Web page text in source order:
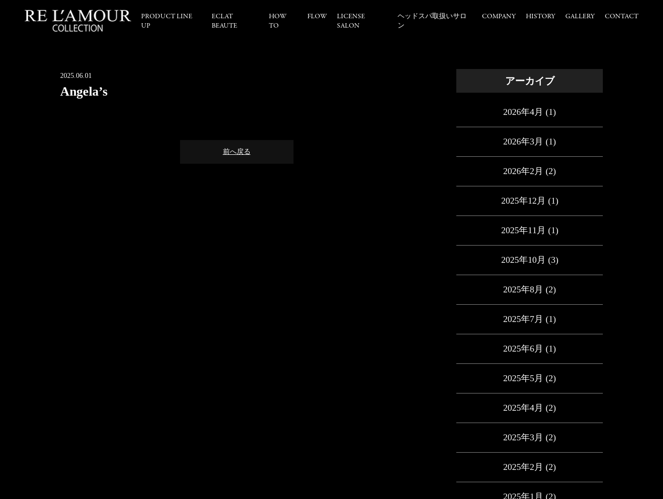
PRODUCT LINE
UP
ECLAT
BEAUTE
HOW
TO
FLOW
LICENSE
SALON
ヘッドスパ取扱いサロ
ン
COMPANY HISTORY GALLERY CONTACT
2025.06.01
Angela’s
前へ戻る
アーカイブ
2026年4月 (1)
2026年3月 (1)
2026年2月 (2)
2025年12月 (1)
2025年11月 (1)
2025年10月 (3)
2025年8月 (2)
2025年7月 (1)
2025年6月 (1)
2025年5月 (2)
2025年4月 (2)
2025年3月 (2)
2025年2月 (2)
2025年1月 (2)